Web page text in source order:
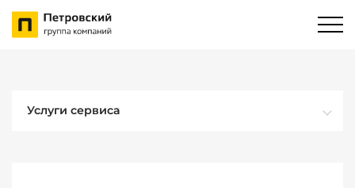
Услуги сервиса